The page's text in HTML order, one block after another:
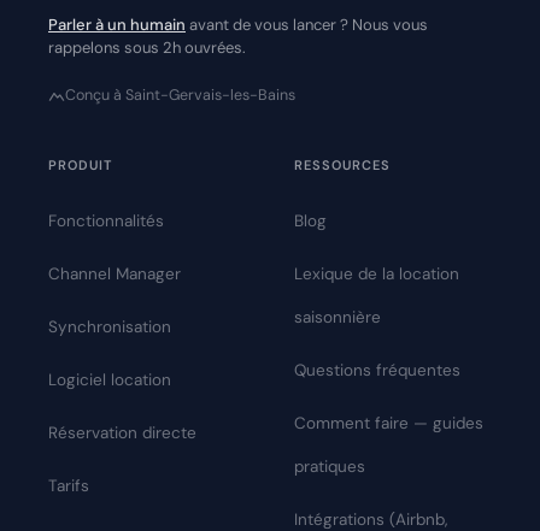
Parler à un humain avant de vous lancer ? Nous vous
rappelons sous 2h ouvrées.
Conçu à Saint-Gervais-les-Bains
PRODUIT
Fonctionnalités
Channel Manager
Synchronisation
Logiciel location
Réservation directe
Tarifs
RESSOURCES
Blog
Lexique de la location
saisonnière
Questions fréquentes
Comment faire — guides
pratiques
Intégrations (Airbnb,